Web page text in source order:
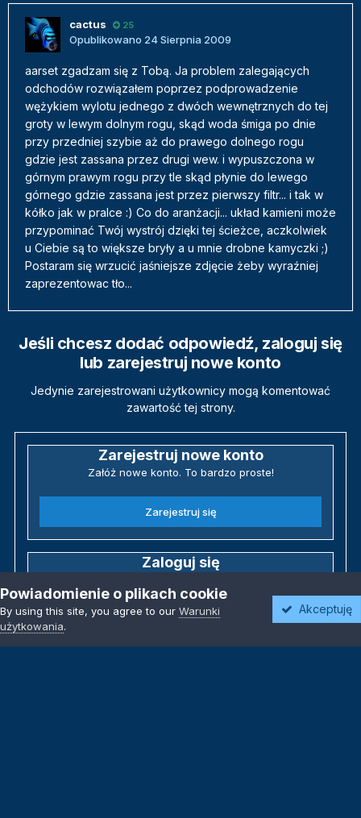
cactus 25
Opublikowano 24 Sierpnia 2009
aarset zgadzam się z Tobą. Ja problem zalegających
odchodów rozwiązałem poprzez podprowadzenie
wężykiem wylotu jednego z dwóch wewnętrznych do tej
groty w lewym dolnym rogu, skąd woda śmiga po dnie
przy przedniej szybie aż do prawego dolnego rogu
gdzie jest zassana przez drugi wew. i wypuszczona w
górnym prawym rogu przy tle skąd płynie do lewego
górnego gdzie zassana jest przez pierwszy filtr... i tak w
kółko jak w pralce :) Co do aranżacji... układ kamieni może
przypominać Twój wystrój dzięki tej ścieżce, aczkolwiek
u Ciebie są to większe bryły a u mnie drobne kamyczki ;)
Postaram się wrzucić jaśniejsze zdjęcie żeby wyraźniej
zaprezentowac tło...
Jeśli chcesz dodać odpowiedź, zaloguj się
lub zarejestruj nowe konto
Jedynie zarejestrowani użytkownicy mogą komentować
zawartość tej strony.
Zarejestruj nowe konto
Załóż nowe konto. To bardzo proste!
Zarejestruj się
Zaloguj się
Zaloguj się
Powiadomienie o plikach cookie
By using this site, you agree to our Warunki
użytkowania.
Akceptuję